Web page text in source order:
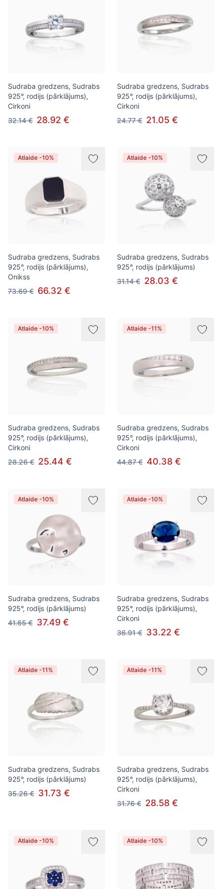
Sudraba gredzens, Sudrabs
925°, rodijs (pārklājums),
Cirkoni
32.14 € 28.92 €
Sudraba gredzens, Sudrabs
925°, rodijs (pārklājums),
Cirkoni
24.77 € 21.05 €
Atlaide -10%
Sudraba gredzens, Sudrabs
925°, rodijs (pārklājums),
Onikss
73.69 € 66.32 €
Atlaide -10%
Sudraba gredzens, Sudrabs
925°, rodijs (pārklājums)
31.14 € 28.03 €
Atlaide -10%
Sudraba gredzens, Sudrabs
925°, rodijs (pārklājums),
Cirkoni
28.26 € 25.44 €
Atlaide -11%
Sudraba gredzens, Sudrabs
925°, rodijs (pārklājums),
Cirkoni
44.87 € 40.38 €
Atlaide -10%
Sudraba gredzens, Sudrabs
925°, rodijs (pārklājums)
41.65 € 37.49 €
Atlaide -10%
Sudraba gredzens, Sudrabs
925°, rodijs (pārklājums),
Cirkoni
36.91 € 33.22 €
Atlaide -11%
Sudraba gredzens, Sudrabs
925°, rodijs (pārklājums)
35.26 € 31.73 €
Atlaide -11%
Sudraba gredzens, Sudrabs
925°, rodijs (pārklājums),
Cirkoni
31.76 € 28.58 €
Atlaide -10% Atlaide -10%